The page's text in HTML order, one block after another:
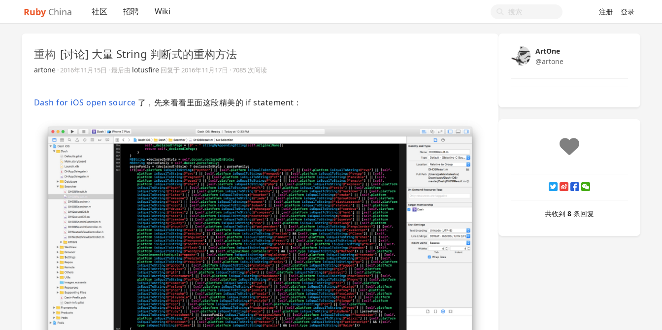
Ruby China 社区 招聘 Wiki 注册 登录
重构 [讨论] 大量 String 判断式的重构方法
artone ·2016年11月15日 · 最后由 lotusfire 回复于2016年11月17日 · 7085 次阅读
Dash for iOS open source 了，先来看看里面这段精美的 if statement：
ArtOne
@artone
共收到 8 条回复